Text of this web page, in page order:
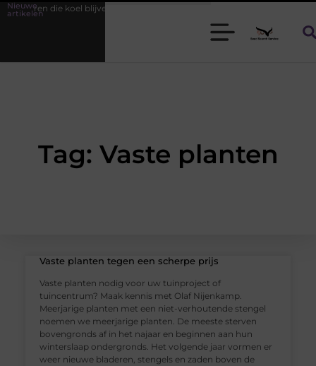
Nieuwe
artikelen
heren die koel blijven
Tag: Vaste planten
Vaste planten tegen een scherpe prijs
Vaste planten nodig voor uw tuinproject of
tuincentrum? Maak kennis met Olaf Nijenkamp.
Meerjarige planten met een niet-verhoutende stengel
noemen we meerjarige planten. De meeste sterven
bovengronds af in het najaar en beginnen aan hun
winterslaap ondergronds. Het volgende jaar vormen er
weer nieuwe bladeren, stengels en zaden boven de